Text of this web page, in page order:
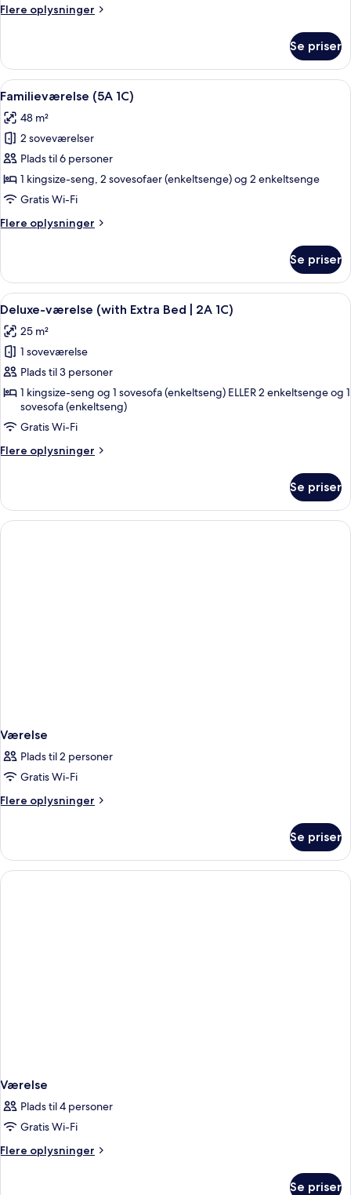
Flere oplysninger
Flere
(1A
5C)
Se priser
Indlæs
alle
billeder
af
Familieværelse
(5A
1C)
Et moderne hotelværelse med en
9
Familieværelse (5A 1C)
48 m²
2 soveværelser
Plads til 6 personer
1 kingsize-seng, 2 sovesofaer (enkeltsenge) og 2 enkeltsenge
Gratis Wi-Fi
Flere oplysninger
Flere
(5A
1C)
Se priser
Indlæs
alle
billeder
af
Deluxe-
værelse
(with
Extra
Bed
1C)
Et hotelværelse med to senge, et
8
Deluxe-værelse (with Extra Bed | 2A 1C)
25 m²
1 soveværelse
Plads til 3 personer
1 kingsize-seng og 1 sovesofa (enkeltseng) ELLER 2 enkeltsenge og 1
sovesofa (enkeltseng)
Gratis Wi-Fi
Flere oplysninger
Flere
værelse
(with
Extra
Se priser
Værelse
Plads til 2 personer
Gratis Wi-Fi
Flere oplysninger
Flere
Se priser
Værelse
Plads til 4 personer
Gratis Wi-Fi
Flere oplysninger
Flere
Se priser